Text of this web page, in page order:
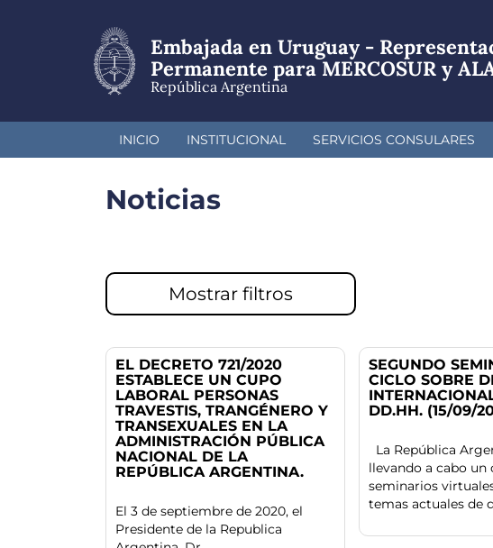
Embajada en Uruguay -
Permanente para MERCOSUR y
República Argentina
INICIO INSTITUCIONAL SERVICIOS CONSULARES
Noticias
Mostrar filtros
EL DECRETO 721/2020
ESTABLECE UN CUPO
LABORAL PERSONAS
TRAVESTIS, TRANGÉNERO Y
TRANSEXUALES EN LA
ADMINISTRACIÓN PÚBLICA
NACIONAL DE LA
REPÚBLICA ARGENTINA.
El 3 de septiembre de 2020, el
Presidente de la Republica
SEGUNDO
CICLO SOBRE
DD.HH. (15/09/
La República
llevando a cabo un
seminarios
temas actuales de